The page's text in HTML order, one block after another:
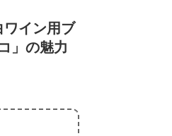
ワイン用ブ
」の魅力